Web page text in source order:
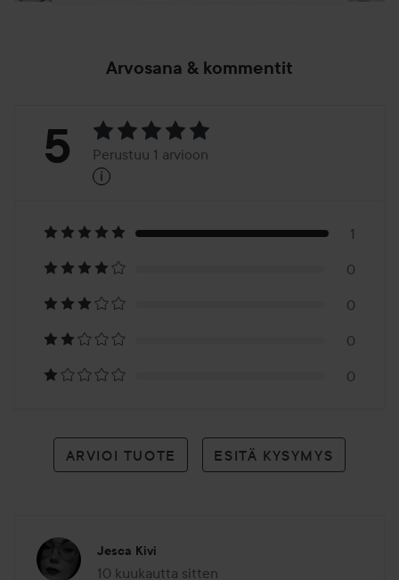
Arvosana & kommentit
Arvosana:
Perustuu
1
arvioon
5 Perustuu 1 arvioon
i
1
0
0
0
0
ARVIOI TUOTE ESITÄ KYSYMYS
Jesca Kivi
10 kuukautta sitten
Viesti luotiin 10 kuukautta sitten